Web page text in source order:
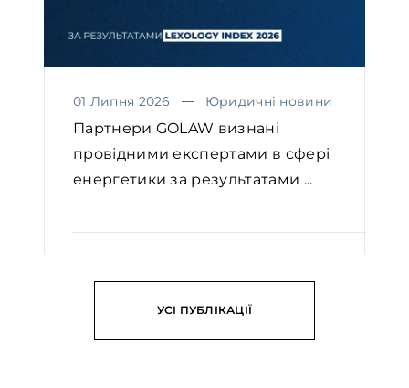
01 Липня 2026 Юридичні новини
Партнери GOLAW визнані
провідними експертами в сфері
енергетики за результатами ...
УСІ ПУБЛІКАЦІЇ